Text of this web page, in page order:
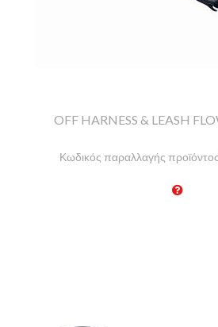
OFF HARNESS & LEASH
Κωδικός παραλλαγής